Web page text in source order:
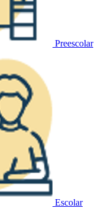
Preescolar
Escolar